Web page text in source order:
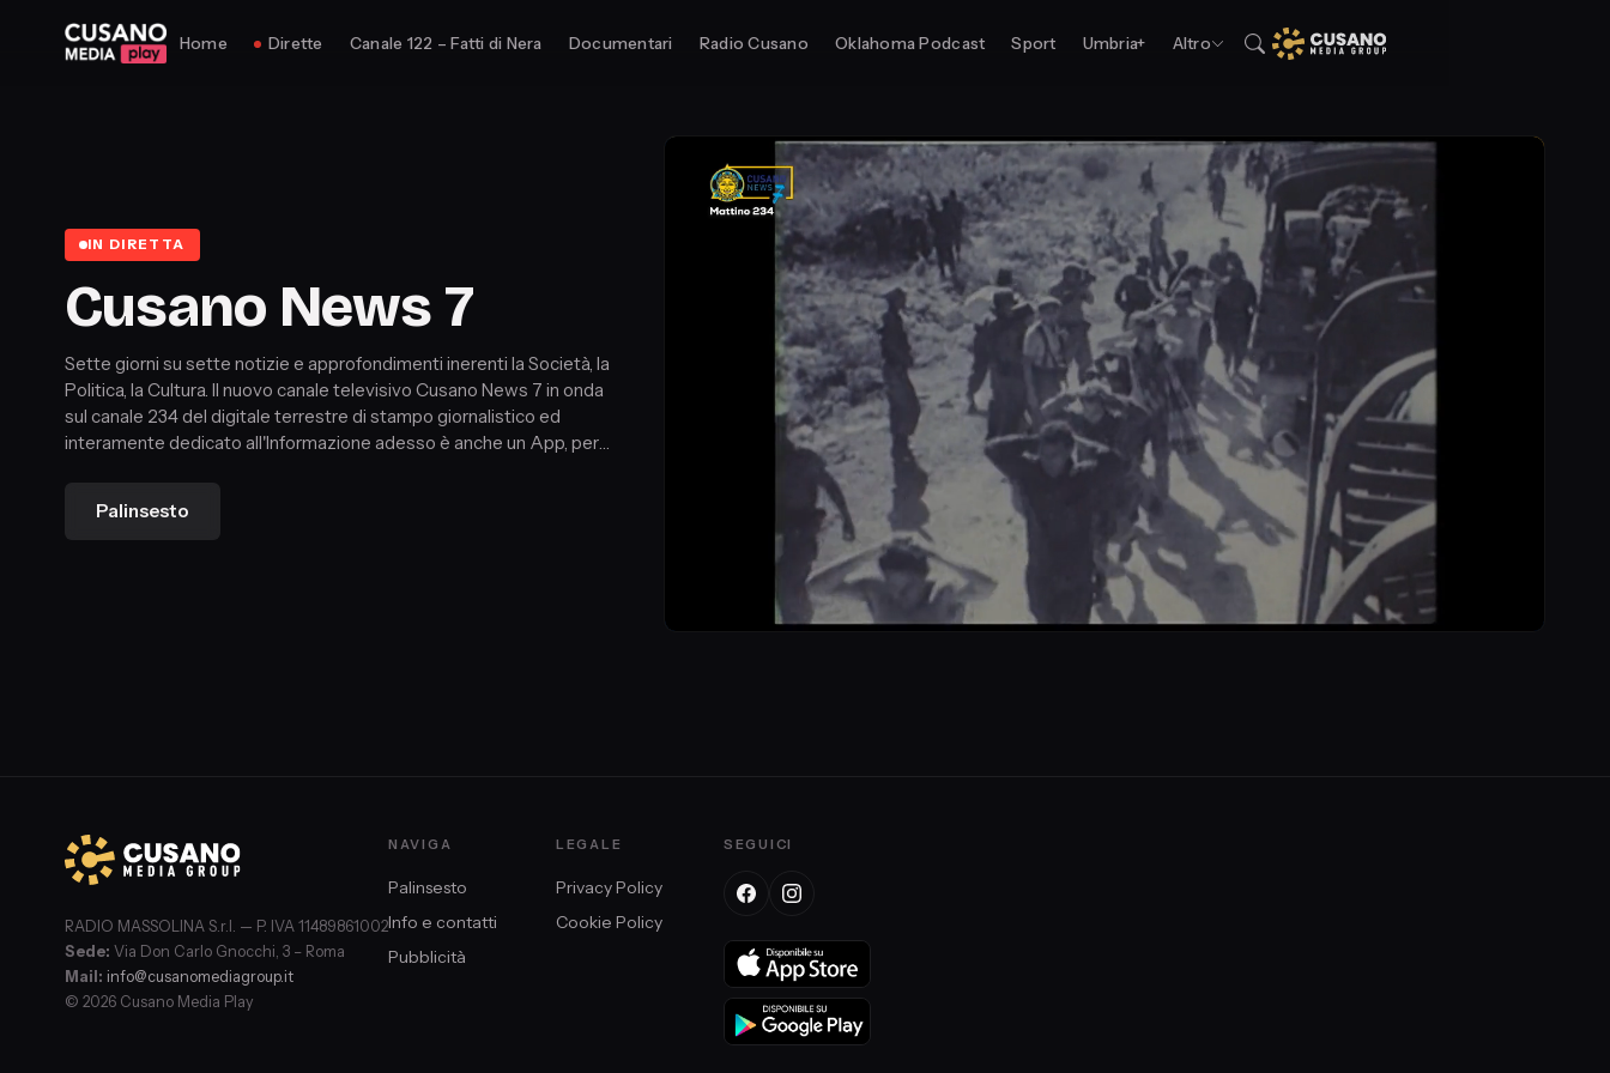
Home Dirette Canale 122 – Fatti di Nera Documentari Radio Cusano Oklahoma Podcast Sport Umbria+ Altro
IN DIRETTA
Cusano News 7
Sette giorni su sette notizie e approfondimenti inerenti la Società, la
Politica, la Cultura. Il nuovo canale televisivo Cusano News 7 in onda
sul canale 234 del digitale terrestre di stampo giornalistico ed
interamente dedicato all'Informazione adesso è anche un App, per
Palinsesto
RADIO MASSOLINA S.r.l. — P. IVA 11489861002
Sede: Via Don Carlo Gnocchi, 3 – Roma
Mail: info@cusanomediagroup.it
© 2026 Cusano Media Play
NAVIGA
Palinsesto
Info e contatti
Pubblicità
LEGALE
Privacy Policy
Cookie Policy
SEGUICI